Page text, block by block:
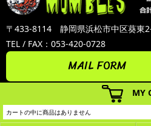
MY
カートの中に商品はありません
〒433-8114 静岡県浜松市中区葵東
TEL / FAX：053-420-0728
MAIL FORM